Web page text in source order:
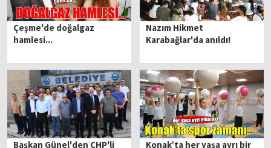
Çeşme'de doğalgaz
hamlesi...
Nazım Hikmet
Karabağlar'da anıldı!
Başkan Günel'den CHP'li
Konak’ta her yaşa ayrı bir